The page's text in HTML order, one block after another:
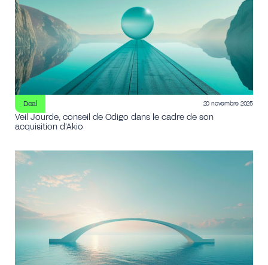
Deal 20 novembre 2025
Veil Jourde, conseil de Odigo dans le cadre de son
acquisition d’Akio